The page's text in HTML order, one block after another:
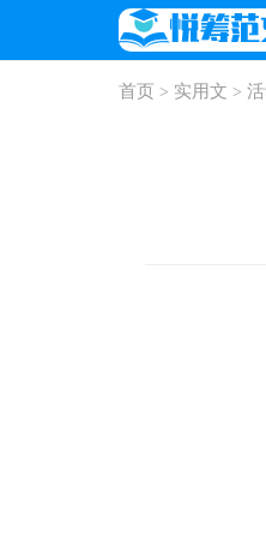
首页 > 实用文 >